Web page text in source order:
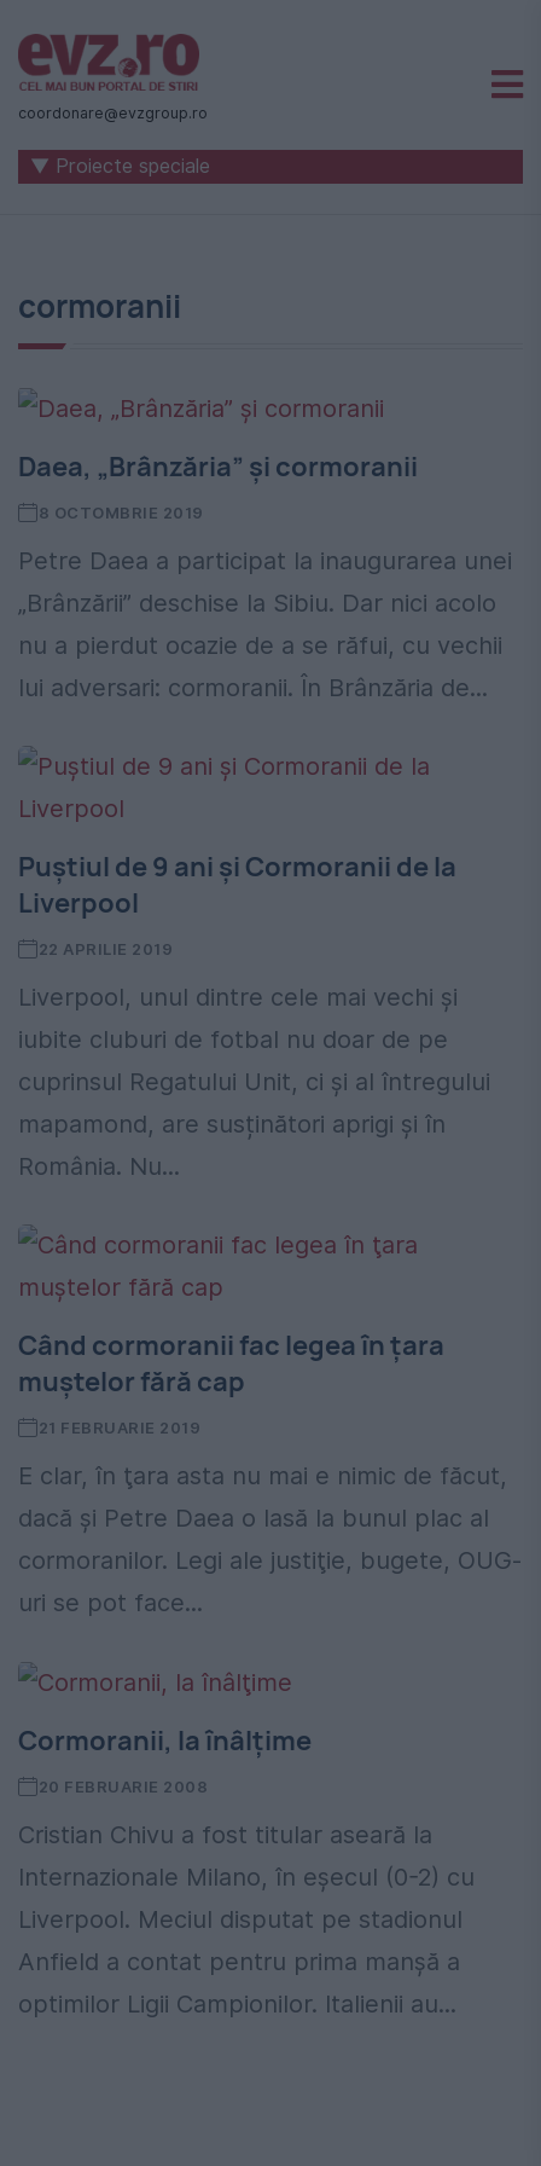
Știri
naționale
internaționale
-
Evenimentul
Zilei
coordonare@evzgroup.ro
▼ Proiecte speciale
cormoranii
Daea, „Brânzăria” și cormoranii
8 OCTOMBRIE 2019
Petre Daea a participat la inaugurarea unei
„Brânzării” deschise la Sibiu. Dar nici acolo
nu a pierdut ocazie de a se răfui, cu vechii
lui adversari: cormoranii. În Brânzăria de...
Puștiul de 9 ani și Cormoranii de la
Liverpool
22 APRILIE 2019
Liverpool, unul dintre cele mai vechi și
iubite cluburi de fotbal nu doar de pe
cuprinsul Regatului Unit, ci și al întregului
mapamond, are susținători aprigi și în
România. Nu...
Când cormoranii fac legea în ţara
muştelor fără cap
21 FEBRUARIE 2019
E clar, în ţara asta nu mai e nimic de făcut,
dacă şi Petre Daea o lasă la bunul plac al
cormoranilor. Legi ale justiţie, bugete, OUG-
uri se pot face...
Cormoranii, la înâlţime
20 FEBRUARIE 2008
Cristian Chivu a fost titular aseară la
Internazionale Milano, în eşecul (0-2) cu
Liverpool. Meciul disputat pe stadionul
Anfield a contat pentru prima manşă a
optimilor Ligii Campionilor. Italienii au...